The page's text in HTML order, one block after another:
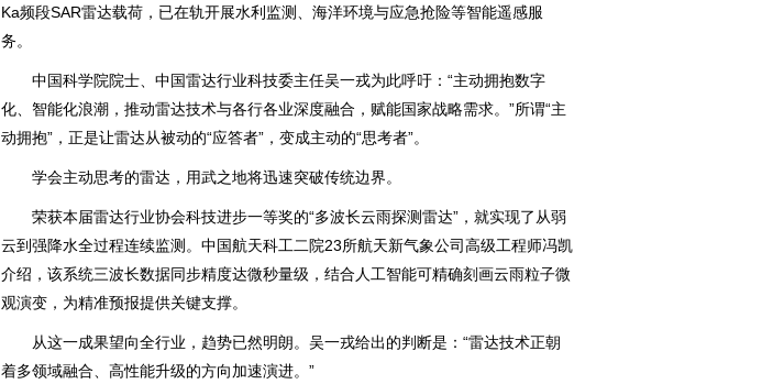
Ka频段SAR雷达载荷，已在轨开展水利监测、海洋环境与应急抢险等智能遥感服
务。
中国科学院院士、中国雷达行业科技委主任吴一戎为此呼吁：“主动拥抱数字
化、智能化浪潮，推动雷达技术与各行各业深度融合，赋能国家战略需求。”所谓“主
动拥抱”，正是让雷达从被动的“应答者”，变成主动的“思考者”。
学会主动思考的雷达，用武之地将迅速突破传统边界。
荣获本届雷达行业协会科技进步一等奖的“多波长云雨探测雷达”，就实现了从弱
云到强降水全过程连续监测。中国航天科工二院23所航天新气象公司高级工程师冯凯
介绍，该系统三波长数据同步精度达微秒量级，结合人工智能可精确刻画云雨粒子微
观演变，为精准预报提供关键支撑。
从这一成果望向全行业，趋势已然明朗。吴一戎给出的判断是：“雷达技术正朝
着多领域融合、高性能升级的方向加速演进。”